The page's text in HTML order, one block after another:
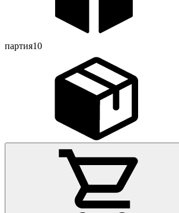
партия10